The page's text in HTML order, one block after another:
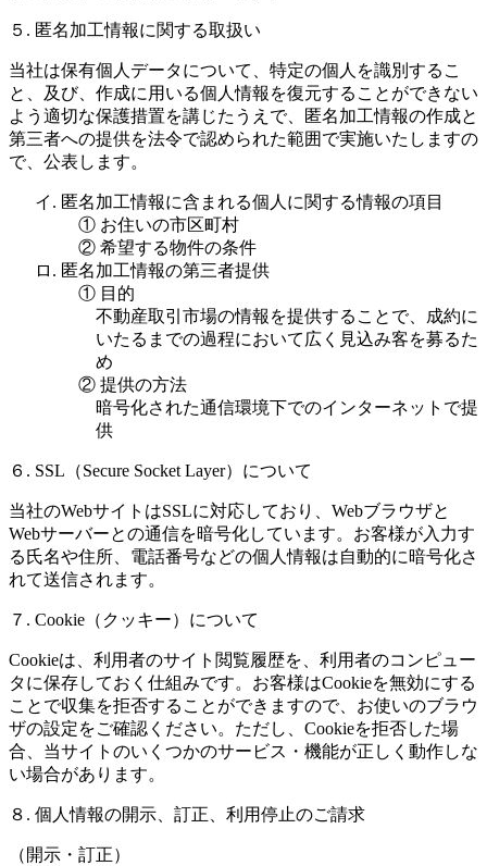
５. 匿名加工情報に関する取扱い
当社は保有個人データについて、特定の個人を識別するこ
と、及び、作成に用いる個人情報を復元することができない
よう適切な保護措置を講じたうえで、匿名加工情報の作成と
第三者への提供を法令で認められた範囲で実施いたしますの
で、公表します。
イ. 匿名加工情報に含まれる個人に関する情報の項目
① お住いの市区町村
② 希望する物件の条件
ロ. 匿名加工情報の第三者提供
① 目的
不動産取引市場の情報を提供することで、成約に
いたるまでの過程において広く見込み客を募るた
め
② 提供の方法
暗号化された通信環境下でのインターネットで提
供
６. SSL（Secure Socket Layer）について
当社のWebサイトはSSLに対応しており、Webブラウザと
Webサーバーとの通信を暗号化しています。お客様が入力す
る氏名や住所、電話番号などの個人情報は自動的に暗号化さ
れて送信されます。
７. Cookie（クッキー）について
Cookieは、利用者のサイト閲覧履歴を、利用者のコンピュー
タに保存しておく仕組みです。お客様はCookieを無効にする
ことで収集を拒否することができますので、お使いのブラウ
ザの設定をご確認ください。ただし、Cookieを拒否した場
合、当サイトのいくつかのサービス・機能が正しく動作しな
い場合があります。
８. 個人情報の開示、訂正、利用停止のご請求
（開示・訂正）